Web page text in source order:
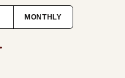
MONTHLY